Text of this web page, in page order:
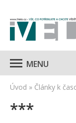
MENU
Úvod » Články k
***